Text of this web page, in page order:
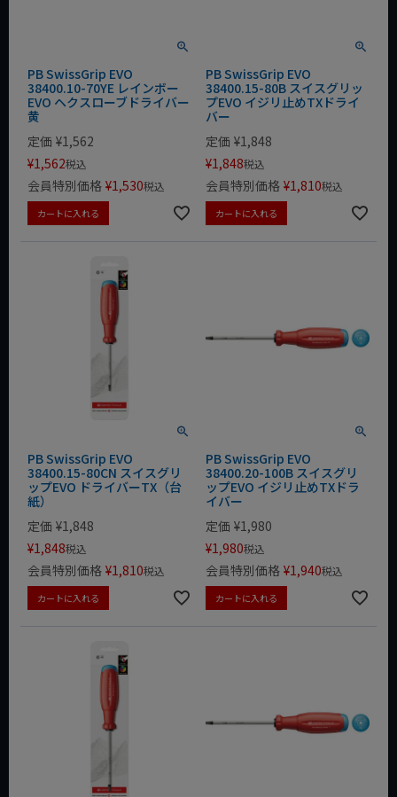
PB SwissGrip EVO
38400.10-70YE レインボー
EVO ヘクスローブドライバー
黄
定価 ¥1,562
¥1,562税込
会員特別価格 ¥1,530税込
カートに入れる
PB SwissGrip EVO
38400.15-80B スイスグリッ
プEVO イジリ止めTXドライ
バー
定価 ¥1,848
¥1,848税込
会員特別価格 ¥1,810税込
カートに入れる
PB SwissGrip EVO
38400.15-80CN スイスグリ
ップEVO ドライバーTX（台
紙）
定価 ¥1,848
¥1,848税込
会員特別価格 ¥1,810税込
カートに入れる
PB SwissGrip EVO
38400.20-100B スイスグリ
ップEVO イジリ止めTXドラ
イバー
定価 ¥1,980
¥1,980税込
会員特別価格 ¥1,940税込
カートに入れる